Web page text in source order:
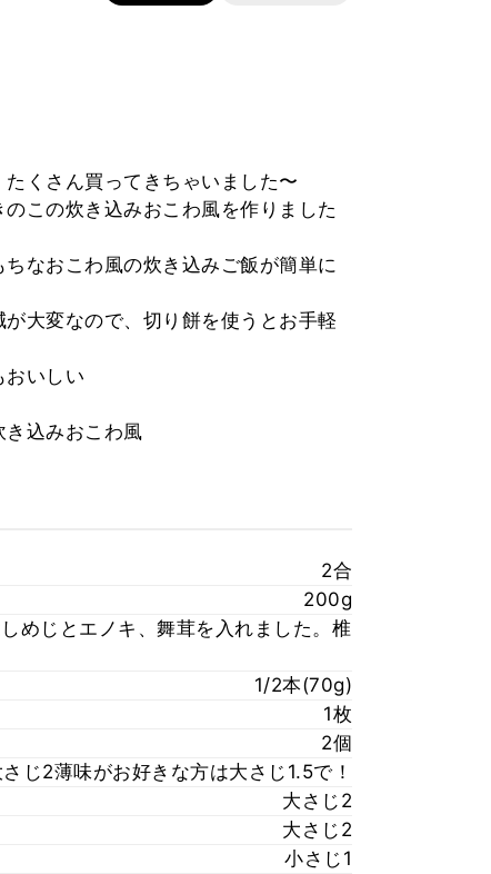
くさん買ってきちゃいました〜
この炊き込みおこわ風を作りました
なおこわ風の炊き込みご飯が簡単に
大変なので、切り餅を使うとお手軽
おいしい
込みおこわ風
2合
200g
めじとエノキ、舞茸を入れました。椎
1/2本(70g)
1枚
2個
さじ2薄味がお好きな方は大さじ1.5で！
大さじ2
大さじ2
小さじ1